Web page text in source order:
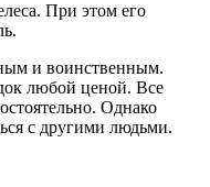
При этом его
и воинственным.
любой ценой. Все
Однако
с другими людьми.